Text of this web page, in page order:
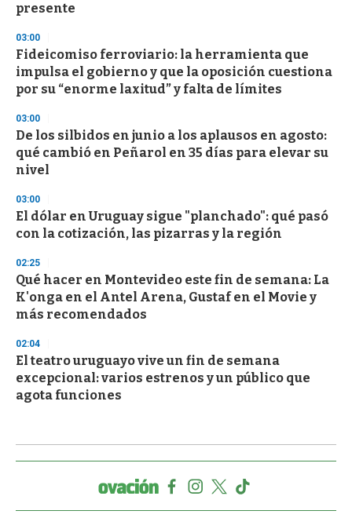
presente
03:00
Fideicomiso ferroviario: la herramienta que
impulsa el gobierno y que la oposición cuestiona
por su “enorme laxitud” y falta de límites
03:00
De los silbidos en junio a los aplausos en agosto:
qué cambió en Peñarol en 35 días para elevar su
nivel
03:00
El dólar en Uruguay sigue "planchado": qué pasó
con la cotización, las pizarras y la región
02:25
Qué hacer en Montevideo este fin de semana: La
K'onga en el Antel Arena, Gustaf en el Movie y
más recomendados
02:04
El teatro uruguayo vive un fin de semana
excepcional: varios estrenos y un público que
agota funciones